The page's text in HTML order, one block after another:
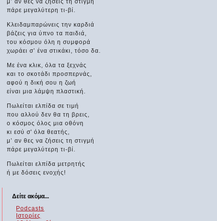
πάρε μεγαλύτερη τι-βί.
Κλειδαμπαρώνεις την καρδιά
βάζεις για ύπνο τα παιδιά,
του κόσμου όλη η συμφορά
χωράει σ’ ένα στικάκι, τόσο δα.
Με ένα κλικ, όλα τα ξεχνάς
και το σκοτάδι προσπερνάς,
αφού η δική σου η ζωή
είναι μια λάμψη πλαστική.
Πωλείται ελπίδα σε τιμή
που αλλού δεν θα τη βρεις,
ο κόσμος όλος μια οθόνη
κι εσύ σ' όλα θεατής,
μ’ αν θες να ζήσεις τη στιγμή
πάρε μεγαλύτερη τι-βί.
Πωλείται ελπίδα μετρητής
ή με δόσεις ενοχής!
Δείτε ακόμα...
Podcasts
Ιστορίες